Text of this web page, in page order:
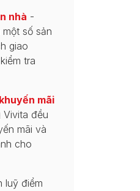
nhà -
số sản
giao
tra
mãi
Vivita đều
mãi và
cho
luỹ điểm